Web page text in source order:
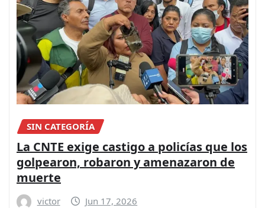
SIN CATEGORÍA
La CNTE exige castigo a policías que los
golpearon, robaron y amenazaron de
muerte
victor Jun 17, 2026